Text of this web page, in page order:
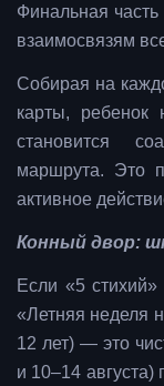
Финальная
взаимосвязям
Собирая на
карты, ребенок
становится
маршрута. Это
активное
Конный двор:
Если «5
«Летняя неделя
12 лет) — это
и 10–14